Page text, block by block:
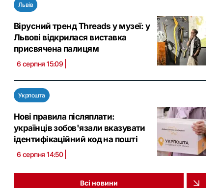
Львів
Вірусний тренд Threads у музеї: у
Львові відкрилася виставка
присвячена палицям
6 серпня 15:09
Укрпошта
Нові правила післяплати:
українців зобов'язали вказувати
ідентифікаційний код на пошті
6 серпня 14:50
Всі новини